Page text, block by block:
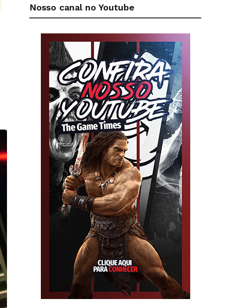
Nosso canal no Youtube